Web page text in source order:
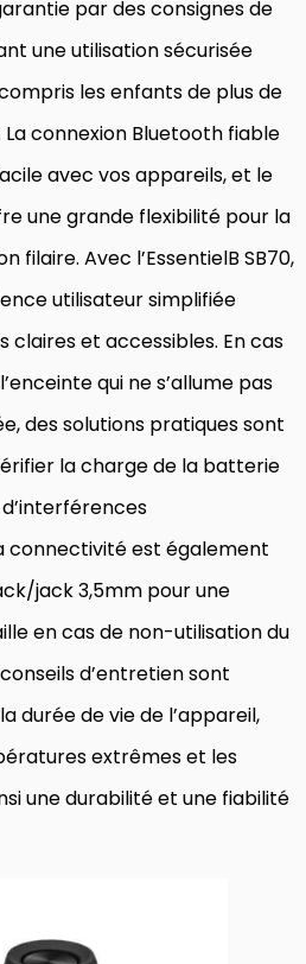
par des consignes de
une utilisation sécurisée
les enfants de plus de
La connexion Bluetooth fiable
avec vos appareils, et le
une grande flexibilité pour la
filaire. Avec l’EssentielB SB70,
utilisateur simplifiée
claires et accessibles. En cas
qui ne s’allume pas
des solutions pratiques sont
la charge de la batterie
connectivité est également
jack 3,5mm pour une
en cas de non-utilisation du
d’entretien sont
durée de vie de l’appareil,
extrêmes et les
une durabilité et une fiabilité